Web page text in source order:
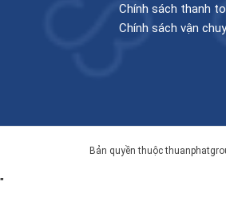
Chính sách thanh
Chính sách vận
Bản quyền thuộc
"